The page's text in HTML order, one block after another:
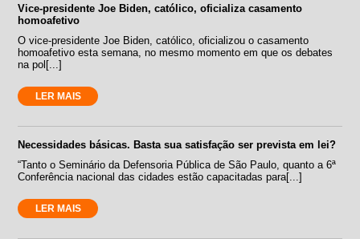
Vice-presidente Joe Biden, católico, oficializa casamento
homoafetivo
O vice-presidente Joe Biden, católico, oficializou o casamento
homoafetivo esta semana, no mesmo momento em que os debates
na pol[...]
LER MAIS
Necessidades básicas. Basta sua satisfação ser prevista em lei?
“Tanto o Seminário da Defensoria Pública de São Paulo, quanto a 6ª
Conferência nacional das cidades estão capacitadas para[...]
LER MAIS